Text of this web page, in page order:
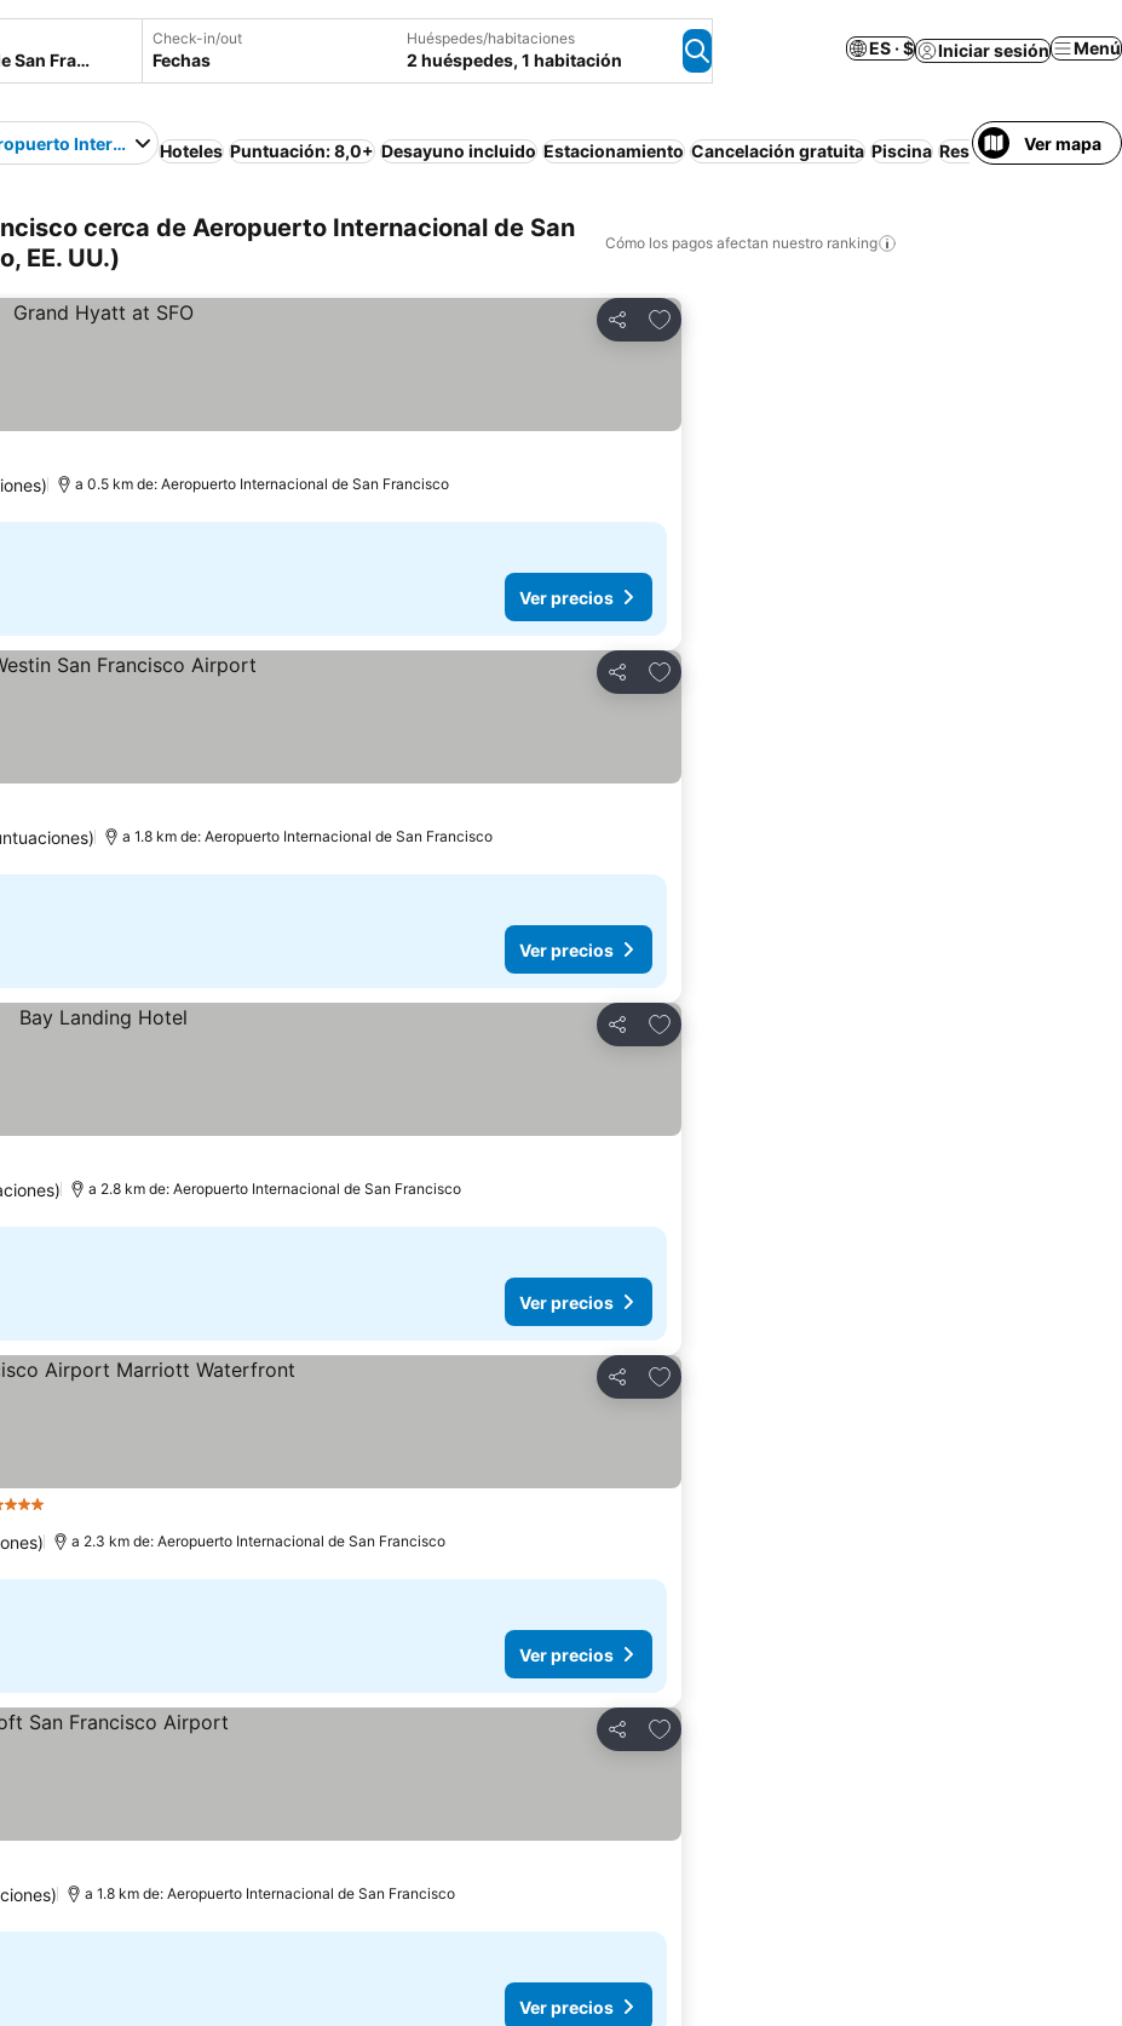
Check-in/out
Fechas
Huéspedes/habitaciones
2 huéspedes, 1 habitación
ES · $ Iniciar sesión Menú
Internacional de San Francisco
Hoteles Puntuación: 8,0+ Desayuno incluido Estacionamiento Cancelación gratuita Piscina Resort Apartamento
Ver mapa
cerca de Aeropuerto Internacional de San
EE. UU.)
Cómo los pagos afectan nuestro ranking
Compartir
Agregar a favoritos
a 0.5 km de: Aeropuerto Internacional de San Francisco
Ver precios
Compartir
Agregar a favoritos
a 1.8 km de: Aeropuerto Internacional de San Francisco
Ver precios
Compartir
Agregar a favoritos
a 2.8 km de: Aeropuerto Internacional de San Francisco
Ver precios
Compartir
Agregar a favoritos
Estrellas
a 2.3 km de: Aeropuerto Internacional de San Francisco
Ver precios
Compartir
Agregar a favoritos
a 1.8 km de: Aeropuerto Internacional de San Francisco
Ver precios